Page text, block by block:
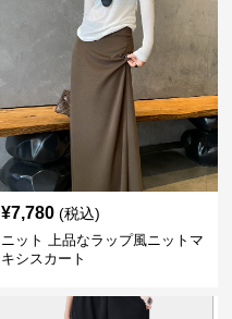
¥7,780 (税込)
ニット 上品なラップ風ニットマ
キシスカート